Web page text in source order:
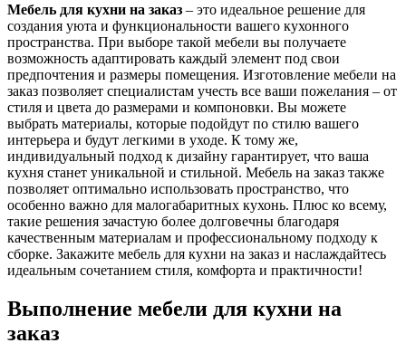
Мебель для кухни на заказ – это идеальное решение для
создания уюта и функциональности вашего кухонного
пространства. При выборе такой мебели вы получаете
возможность адаптировать каждый элемент под свои
предпочтения и размеры помещения. Изготовление мебели на
заказ позволяет специалистам учесть все ваши пожелания – от
стиля и цвета до размерами и компоновки. Вы можете
выбрать материалы, которые подойдут по стилю вашего
интерьера и будут легкими в уходе. К тому же,
индивидуальный подход к дизайну гарантирует, что ваша
кухня станет уникальной и стильной. Мебель на заказ также
позволяет оптимально использовать пространство, что
особенно важно для малогабаритных кухонь. Плюс ко всему,
такие решения зачастую более долговечны благодаря
качественным материалам и профессиональному подходу к
сборке. Закажите мебель для кухни на заказ и наслаждайтесь
идеальным сочетанием стиля, комфорта и практичности!
Выполнение мебели для кухни на
заказ